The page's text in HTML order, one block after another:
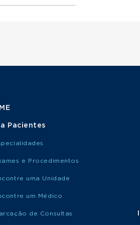
Pacientes
e Procedimentos
uma Unidade
um Médico
de Consultas